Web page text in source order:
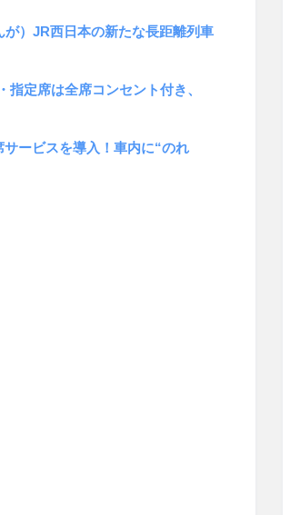
が）JR西日本の新たな長距離列車
定席は全席コンセント付き、
ービスを導入！車内に“のれ